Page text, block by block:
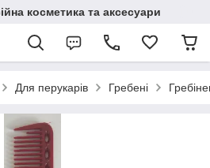
косметика та аксесуари
Для перукарів Гребені